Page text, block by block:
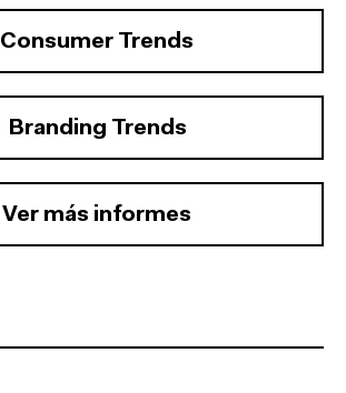
Consumer Trends
Branding Trends
Ver más informes